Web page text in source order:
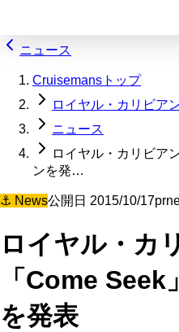
ニュース
Cruisemansトップ
ロイヤル・カリビア
ニュース
ロイヤル・カリビア
ンを発…
⚓ News公開日 2015/10/17
ロイヤル・カ
「Come
を発表